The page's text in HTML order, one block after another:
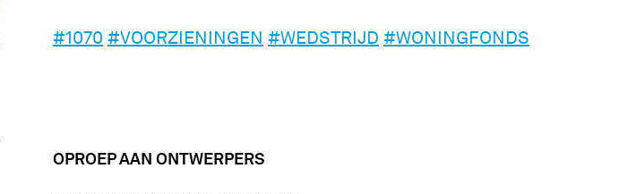
#1070 #VOORZIENINGEN #WEDSTRIJD #WONINGFONDS
OPROEP AAN ONTWERPERS